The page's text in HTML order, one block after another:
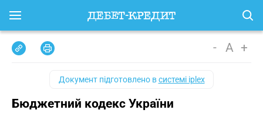
- A +
Документ підготовлено всистемі iplex
Бюджетний кодекс України